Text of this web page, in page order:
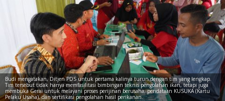
Budi mengatakan, Ditjen PDS untuk pertama kalinya turun dengan tim yang lengkap.
Tim tersebut tidak hanya memfasilitasi bimbingan teknis pengolahan ikan, tetapi juga
membuka Gerai untuk melayani proses perijinan berusaha, pendataan KUSUKA (Kartu
Pelaku Usaha), dan sertifikasi pengolahan hasil perikanan.